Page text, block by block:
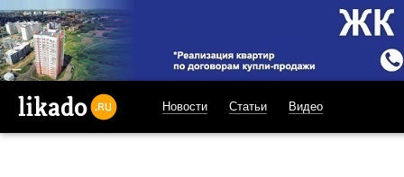
Новости Статьи Видео